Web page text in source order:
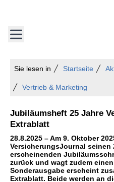
Sie lesen in Startseite
Vertrieb & Marketing
Jubiläumsheft 25 Jahre
Extrablatt
28.8.2025 – Am 9. Oktober
VersicherungsJournal seinen
erscheinenden
zurück und wagt zudem
Sonderausgabe erscheint
Extrablatt. Beide werden an